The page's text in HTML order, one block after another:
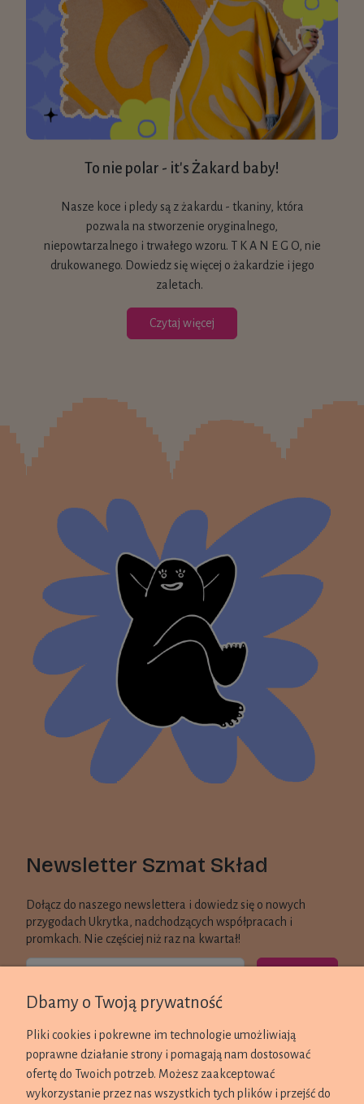
To nie polar - it's Żakard baby!
Nasze koce i pledy są z żakardu - tkaniny, która
pozwala na stworzenie oryginalnego,
niepowtarzalnego i trwałego wzoru. T K A N E G O, nie
drukowanego. Dowiedz się więcej o żakardzie i jego
zaletach.
Czytaj więcej
Newsletter Szmat Skład
Dołącz do naszego newslettera i dowiedz się o nowych
przygodach Ukrytka, nadchodzących współpracach i
promkach. Nie częściej niż raz na kwartał!
KONTAKT
ZAKUPY
Dbamy o Twoją prywatność
Pliki cookies i pokrewne im technologie umożliwiają
poprawne działanie strony i pomagają nam dostosować
ofertę do Twoich potrzeb. Możesz zaakceptować
wykorzystanie przez nas wszystkich tych plików i przejść do